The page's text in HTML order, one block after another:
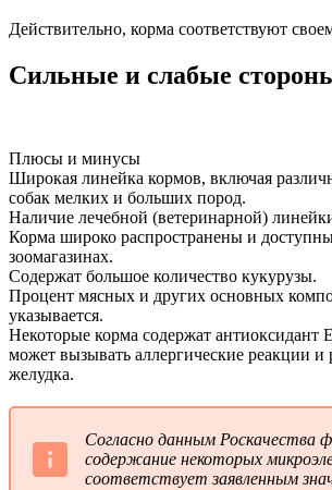
Действительно, корма соответствуют
Сильные и слабые
Плюсы и минусы
Широкая линейка кормов, включая
собак мелких и больших пород.
Наличие лечебной (ветеринарной)
Корма широко распространены и
зоомагазинах.
Содержат большое количество кукурузы.
Процент мясных и других основных
указывается.
Некоторые корма содержат антиоксидант
может вызывать аллергические реакции и
желудка.
Согласно данным Роскачества
содержание некоторых
соответствует заявленным